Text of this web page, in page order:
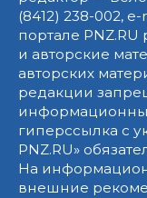
(8412) 238-002,
портале
и авторские
авторских
редакции
гиперссылка с
PNZ.RU»
На
внешние